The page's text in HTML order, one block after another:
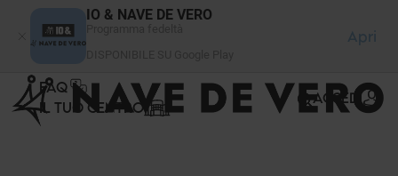
IO & NAVE DE VERO
Apri
FAQ
IL TUO CENTRO
ACCEDI
Pannello di gestione dei cookies